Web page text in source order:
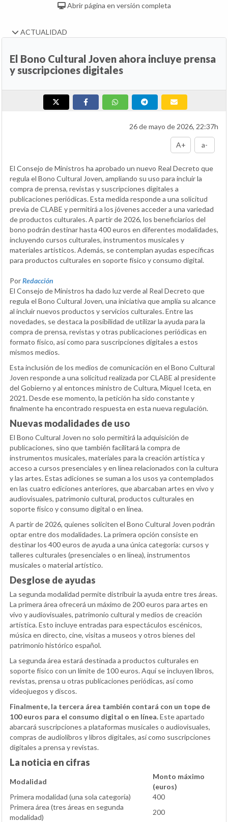
Abrir página en versión completa
ACTUALIDAD
El Bono Cultural Joven ahora incluye prensa
y suscripciones digitales
26 de mayo de 2026, 22:37h
A+ a-
El Consejo de Ministros ha aprobado un nuevo Real Decreto que
regula el Bono Cultural Joven, ampliando su uso para incluir la
compra de prensa, revistas y suscripciones digitales a
publicaciones periódicas. Esta medida responde a una solicitud
previa de CLABE y permitirá a los jóvenes acceder a una variedad
de productos culturales. A partir de 2026, los beneficiarios del
bono podrán destinar hasta 400 euros en diferentes modalidades,
incluyendo cursos culturales, instrumentos musicales y
materiales artísticos. Además, se contemplan ayudas específicas
para productos culturales en soporte físico y consumo digital.
PorRedacción
El Consejo de Ministros ha dado luz verde al Real Decreto que
regula el Bono Cultural Joven, una iniciativa que amplía su alcance
al incluir nuevos productos y servicios culturales. Entre las
novedades, se destaca la posibilidad de utilizar la ayuda para la
compra de prensa, revistas y otras publicaciones periódicas en
formato físico, así como para suscripciones digitales a estos
mismos medios.
Esta inclusión de los medios de comunicación en el Bono Cultural
Joven responde a una solicitud realizada por CLABE al presidente
del Gobierno y al entonces ministro de Cultura, Miquel Iceta, en
2021. Desde ese momento, la petición ha sido constante y
finalmente ha encontrado respuesta en esta nueva regulación.
Nuevas modalidades de uso
El Bono Cultural Joven no solo permitirá la adquisición de
publicaciones, sino que también facilitará la compra de
instrumentos musicales, materiales para la creación artística y
acceso a cursos presenciales y en línea relacionados con la cultura
y las artes. Estas adiciones se suman a los usos ya contemplados
en las cuatro ediciones anteriores, que abarcaban artes en vivo y
audiovisuales, patrimonio cultural, productos culturales en
soporte físico y consumo digital o en línea.
A partir de 2026, quienes soliciten el Bono Cultural Joven podrán
optar entre dos modalidades. La primera opción consiste en
destinar los 400 euros de ayuda a una única categoría: cursos y
talleres culturales (presenciales o en línea), instrumentos
musicales o material artístico.
Desglose de ayudas
La segunda modalidad permite distribuir la ayuda entre tres áreas.
La primera área ofrecerá un máximo de 200 euros para artes en
vivo y audiovisuales, patrimonio cultural y medios de creación
artística. Esto incluye entradas para espectáculos escénicos,
música en directo, cine, visitas a museos y otros bienes del
patrimonio histórico español.
La segunda área estará destinada a productos culturales en
soporte físico con un límite de 100 euros. Aquí se incluyen libros,
revistas, prensa u otras publicaciones periódicas, así como
videojuegos y discos.
Finalmente, la tercera área también contará con un tope de
100 euros para el consumo digital o en línea.Este apartado
abarcará suscripciones a plataformas musicales o audiovisuales,
compras de audiolibros y libros digitales, así como suscripciones
digitales a prensa y revistas.
La noticia en cifras
Modalidad
Monto máximo
(euros)
Primera modalidad (una sola categoría)
400
Primera área (tres áreas en segunda
modalidad)
200